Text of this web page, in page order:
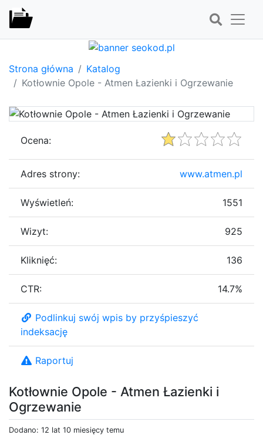
Strona główna
Katalog
Kotłownie Opole - Atmen Łazienki i Ogrzewanie
Kotłownie Opole - Atmen Łazienki i
Ogrzewanie
Dodano: 12 lat 10 miesięcy temu
Ocena:
Adres strony: www.atmen.pl
Wyświetleń: 1551
Wizyt: 925
Kliknięć: 136
CTR: 14.7%
Podlinkuj swój wpis by przyśpieszyć
indeksację
Raportuj